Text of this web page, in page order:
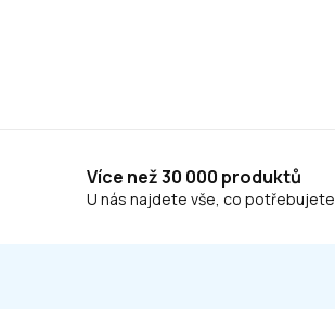
Více než 30 000 produktů
U nás najdete vše, co potřebujete